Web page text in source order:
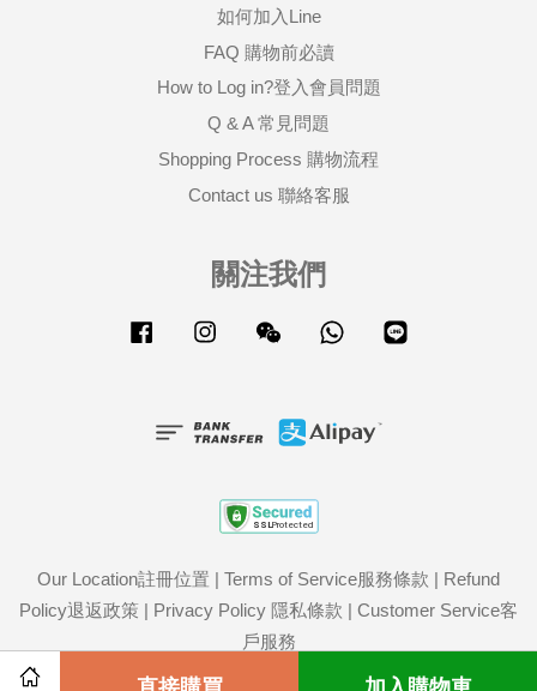
如何加入Line
FAQ 購物前必讀
How to Log in?登入會員問題
Q & A 常見問題
Shopping Process 購物流程
Contact us 聯絡客服
關注我們
Facebook Instagram Wechat Whatsapp
Our Location註冊位置 | Terms of Service服務條款 | Refund
Policy退返政策 | Privacy Policy 隱私條款 | Customer Service客
戶服務